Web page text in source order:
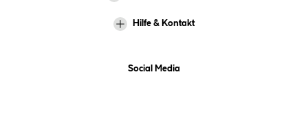
Hilfe & Kontakt
Social Media